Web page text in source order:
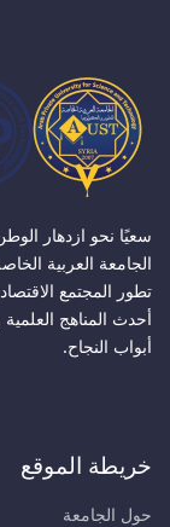
سعيًا نحو ازدهار
الجامعة العربية
تطور المجتمع
أحدث المناهج العلمية
أبواب النجاح.
خريطة الموقع
حول الجامعة